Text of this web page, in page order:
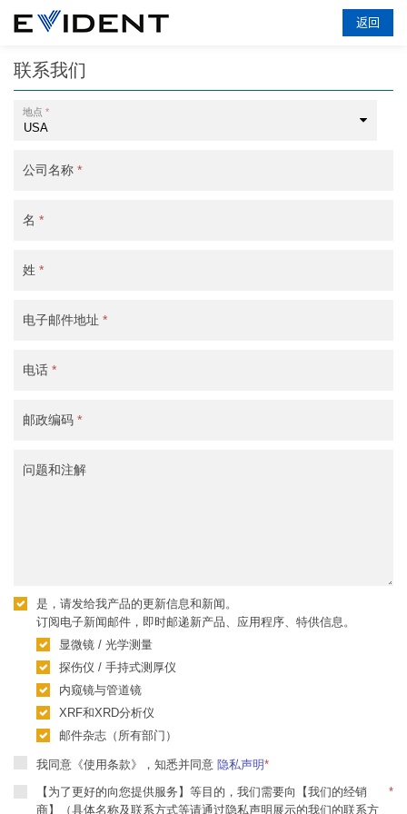
返回
联系我们
地点 *
公司名称 *
名 *
姓 *
电子邮件地址 *
电话 *
邮政编码 *
问题和注解
是，请发给我产品的更新信息和新闻。
订阅电子新闻邮件，即时邮递新产品、应用程序、特供信息。
显微镜 / 光学测量
探伤仪 / 手持式测厚仪
内窥镜与管道镜
XRF和XRD分析仪
邮件杂志（所有部门）
我同意《使用条款》，知悉并同意 隐私声明*
【为了更好的向您提供服务】等目的，我们需要向【我们的经销
商】（具体名称及联系方式等请通过隐私声明展示的我们的联系方
*